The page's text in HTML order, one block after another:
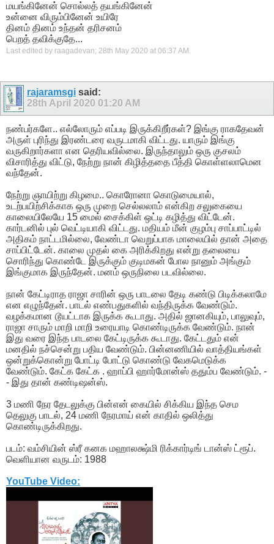
மயங்கினேன் சொல்லத் தயங்கினேன்
உன்னை விரும்பினேன் உயிரே
தினம் தினம் உந்தன் தரிசனம்
பெறத் தவிக்குதே...
Last edited by raagadevan; 28th May 2020 at 06:37 AM .
rajaramsgi said:
28th April 2020 01:20 AM
நண்பர்களே.. எல்லோரும் எப்படி இருக்கிறீர்கள்? இங்கு ராகதேவன்
அருள் புரிந்து இரண்டரை வருடமாகி விட்டது. யாரும் இங்கு
வருகிறார்களா என தெரியவில்லை. இருந்தாலும் ஒரு குசலம்
விசாரித்து விட்டு, நேற்று நான் கிழித்ததை பீத்தி கொள்ளலாமென
வந்தேன்.
நேற்று ஞாயிற்று கிழமை.. கொரோனா கொடுமையால்,
உடற்பயிற்சிக்காக ஒரு முறை செல்லலாம் என்கிற சலுகையை
காலையிலேயே 15 மைல் சைக்கிள் ஒட்டி கழித்து விட்டேன்.
கார்டனில் புல் வெட்டியாகி விட்டது. மதியம் மீன் குழம்பு சாப்பாட்டில்
அதிகம் நாட்டமில்லை, வேண்டா வெறுப்பாக மாலையில் தான் அதை
சாப்பிட்டேன். காலை முதல் கை அரிக்கிறது என்று தலையை
சொரிந்து கொண்டே இருக்கும் குடிமகன் போல நானும் அங்கும்
இங்குமாக இருந்தேன். மனம் ஒருநிலை படவில்லை.
நான் கேட்டிராத ராஜா சாரின் ஒரு பாடலை தேடி கண்டு பிடிக்கலாமே
என எழுந்தேன். பாடல் எண்பதுகளில் வந்திருக்க வேண்டும்.
வழக்கமான டூயட்டாக இருக்க கூடாது. அதில் ஜானகியும், பாலுவும்,
ராஜா சாரும் மாறி மாறி உரையாடி கொண்டிருக்க வேண்டும். நான்
இது வரை இந்த பாடலை கேட்டிருக்க கூடாது. கேட்டதும் என்
மனதில் நச்சென்று பதிய வேண்டும். பின்னணியில் வாத்தியங்கள்
ஒன்றுக்கொன்று போட்டி போட்டு கொண்டு வேகமெடுக்க
வேண்டும். கேட்க கேட்க . ஹாப்பி ஹார்மோன்ஸ் ததும்ப வேண்டும். -
- இது தான் கண்டிஷன்ஸ்.
3 மணி நேர தேடலுக்கு பின்என் கையில் சிக்கிய இந்த செம
தெலுகு பாடல், 24 மணி நேரமாய் என் காதில் ஒலித்து
கொண்டிருக்கிறது.
படம்: வம்சியின் ஸ்ரீ கனக மஹாலக்ஷ்மி ரிக்கார்டிங் டான்ஸ் ட்ரூப்.
வெளியான வருடம்: 1988
YouTube Video: